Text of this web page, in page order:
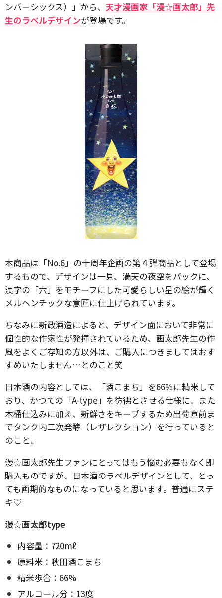
ンバーシックス）」から、 天才漫画家「漫☆画太郎」先
生のラベルデザインが登場です。
本商品は「No.6」の十周年企画の第４弾商品として登場
するもので、デザインは一見、満天の夜空をバックに、
漢字の「六」をモチーフにした可愛らしい星の絵が輝く
メルヘンチックな意匠に仕上げられています。
ちなみに新政酒造によると、デザイン面において非常に
個性的な作家性が発揮されているため、画太郎先生の作
風をよくご存知の方以外は、ご購入につきましてはおす
すめいたしません…とのこと笑
日本酒の内容としては、「酒こまち」を66％に精米して
おり、かつての「A-type」を彷彿とさせる仕様に。また
木桶仕込みに加え、新鮮さをキープするため出荷直前ま
でタンク内二次発酵（レザレクション）を行っていると
のこと。
漫☆画太郎先生ファンにとってはもう悩む必要もなく即
購入ものですが、日本酒のラベルデザインとして、とっ
ても画期的なものになっていると思います。普通にステ
キ♡
漫☆画太郎type
内容量：720mℓ
原料米：秋田酒こまち
精米歩合：66%
アルコール分：13度